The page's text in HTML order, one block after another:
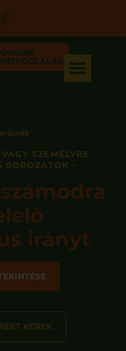
ONLINE
SZEMÉLYRE
SOROZATOK –
irányt
KÉREK